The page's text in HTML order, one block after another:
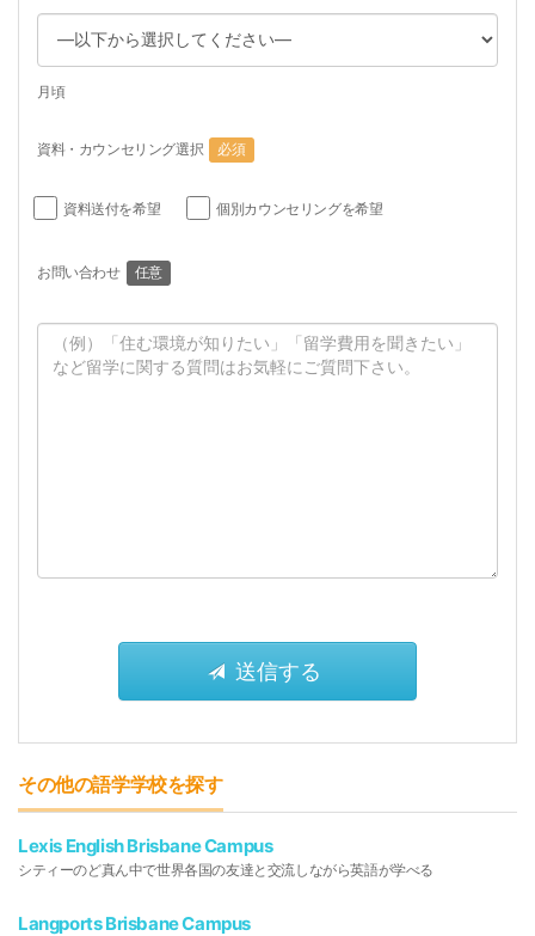
月頃
資料・カウンセリング選択 必須
資料送付を希望 個別カウンセリングを希望
お問い合わせ 任意
その他の語学学校を探す
Lexis English Brisbane Campus
シティーのど真ん中で世界各国の友達と交流しながら英語が学べる
Langports Brisbane Campus